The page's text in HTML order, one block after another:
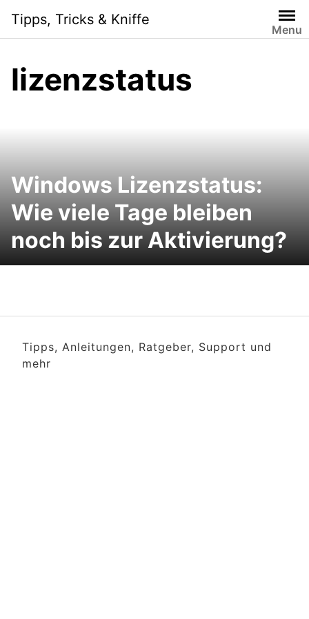
content
Tipps, Tricks & Kniffe
Menu
lizenzstatus
Windows Lizenzstatus:
Wie viele Tage bleiben
noch bis zur Aktivierung?
Tipps, Anleitungen, Ratgeber, Support und
mehr